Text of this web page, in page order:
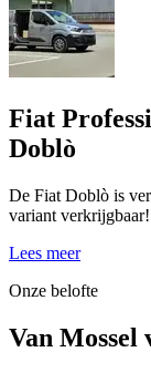
Fiat
Doblò
De Fiat Doblò is
variant verkrijgbaar!
Lees meer
Onze belofte
Van